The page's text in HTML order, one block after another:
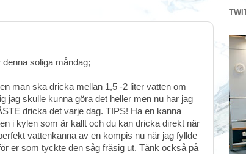
soliga måndag;
man ska dricka mellan 1,5 -2 liter vatten om
jag skulle kunna göra det heller men nu har jag
dricka det varje dag. TIPS! Ha en kanna
i kylen som är kallt och du kan dricka direkt när
vattenkanna av en kompis nu när jag fyllde
er som tyckte den såg fräsig ut. Tänk också på